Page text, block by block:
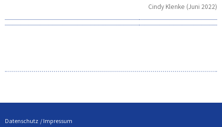
Cindy Klenke (Juni 2022)
Datenschutz Impressum